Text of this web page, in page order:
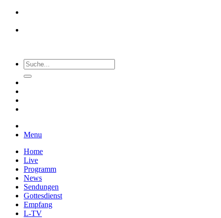
Menu
Home
Live
Programm
News
Sendungen
Gottesdienst
Empfang
L-TV